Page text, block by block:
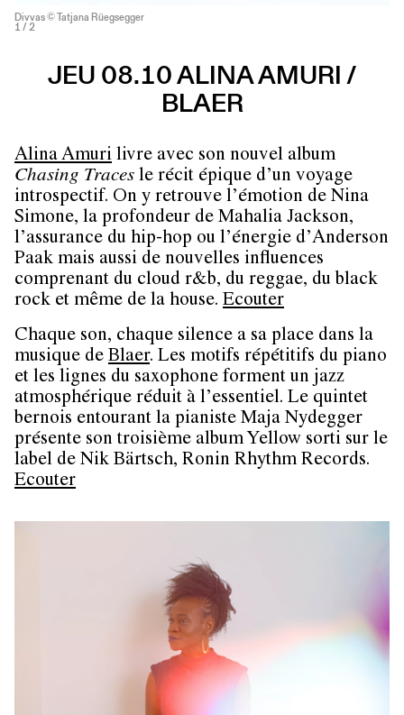
Divvas © Tatjana Rüegsegger
1 / 2
JEU 08.10 ALINA AMURI /
BLAER
Alina Amuri livre avec son nouvel album
Chasing Traces le récit épique d’un voyage
introspectif. On y retrouve l’émotion de Nina
Simone, la profondeur de Mahalia Jackson,
l’assurance du hip-hop ou l’énergie d’Anderson
Paak mais aussi de nouvelles influences
comprenant du cloud r&b, du reggae, du black
rock et même de la house. Ecouter
Chaque son, chaque silence a sa place dans la
musique de Blaer. Les motifs répétitifs du piano
et les lignes du saxophone forment un jazz
atmosphérique réduit à l’essentiel. Le quintet
bernois entourant la pianiste Maja Nydegger
présente son troisième album Yellow sorti sur le
label de Nik Bärtsch, Ronin Rhythm Records.
Ecouter